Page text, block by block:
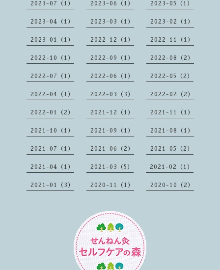
2023-07（1） 2023-06（1） 2023-05（1）
2023-04（1） 2023-03（1） 2023-02（1）
2023-01（1） 2022-12（1） 2022-11（1）
2022-10（1） 2022-09（1） 2022-08（2）
2022-07（1） 2022-06（1） 2022-05（2）
2022-04（1） 2022-03（3） 2022-02（2）
2022-01（2） 2021-12（1） 2021-11（1）
2021-10（1） 2021-09（1） 2021-08（1）
2021-07（1） 2021-06（2） 2021-05（2）
2021-04（1） 2021-03（5） 2021-02（1）
2021-01（3） 2020-11（1） 2020-10（2）